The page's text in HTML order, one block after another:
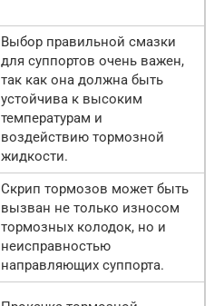
Выбор правильной смазки
для суппортов очень важен,
так как она должна быть
устойчива к высоким
температурам и
воздействию тормозной
жидкости.
Скрип тормозов может быть
вызван не только износом
тормозных колодок, но и
неисправностью
направляющих суппорта.